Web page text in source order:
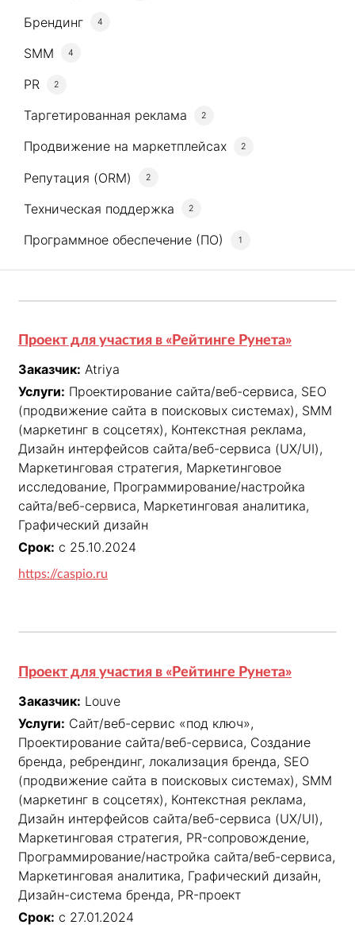
Брендинг 4
SMM 4
PR 2
Таргетированная реклама 2
Продвижение на маркетплейсах 2
Репутация (ORM) 2
Техническая поддержка 2
Программное обеспечение (ПО) 1
Проект для участия в «Рейтинге Рунета»
Заказчик: Atriya
Услуги: Проектирование сайта/веб-сервиса, SEO
(продвижение сайта в поисковых системах), SMM
(маркетинг в соцсетях), Контекстная реклама,
Дизайн интерфейсов сайта/веб-сервиса (UX/UI),
Маркетинговая стратегия, Маркетинговое
исследование, Программирование/настройка
сайта/веб-сервиса, Маркетинговая аналитика,
Графический дизайн
Срок: с 25.10.2024
https://caspio.ru
Проект для участия в «Рейтинге Рунета»
Заказчик: Louve
Услуги: Сайт/веб-сервис «под ключ»,
Проектирование сайта/веб-сервиса, Создание
бренда, ребрендинг, локализация бренда, SEO
(продвижение сайта в поисковых системах), SMM
(маркетинг в соцсетях), Контекстная реклама,
Дизайн интерфейсов сайта/веб-сервиса (UX/UI),
Маркетинговая стратегия, PR-сопровождение,
Программирование/настройка сайта/веб-сервиса,
Маркетинговая аналитика, Графический дизайн,
Дизайн-система бренда, PR-проект
Срок: с 27.01.2024